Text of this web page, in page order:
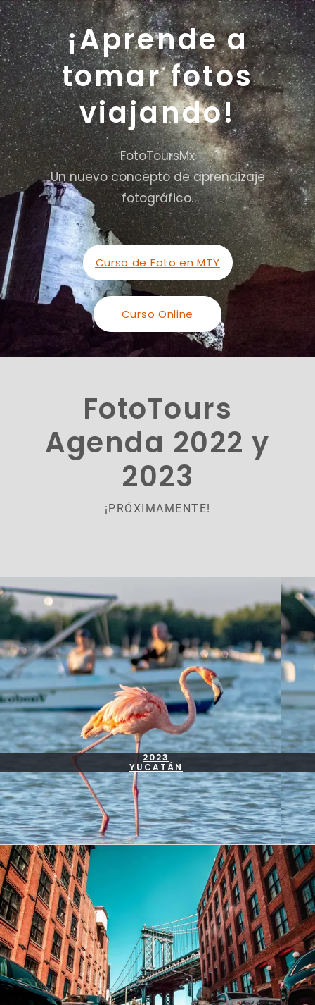
¡Aprende a
tomar fotos
viajando!
FotoToursMx
Un nuevo concepto de aprendizaje
fotográfico.
Curso de Foto en MTY
Curso Online
FotoTours
Agenda 2022 y
2023
¡PRÓXIMAMENTE!
2023
YUCATÁN